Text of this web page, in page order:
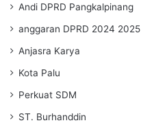
Andi DPRD Pangkalpinang
anggaran DPRD 2024 2025
Anjasra Karya
Kota Palu
Perkuat SDM
ST. Burhanddin